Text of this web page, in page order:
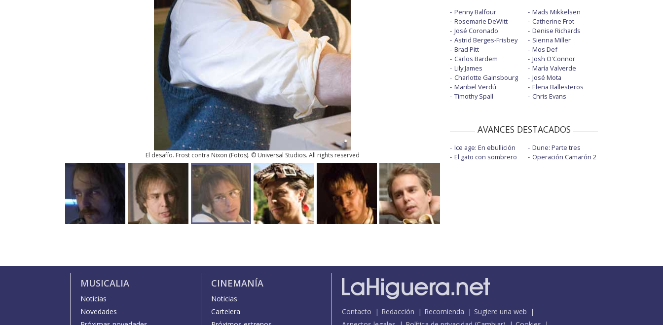
El desafío. Frost contra Nixon (Fotos). © Universal Studios. All rights reserved
Penny Balfour
Rosemarie DeWitt
José Coronado
Astrid Berges-Frisbey
Brad Pitt
Carlos Bardem
Lily James
Charlotte Gainsbourg
Maribel Verdú
Timothy Spall
Mads Mikkelsen
Catherine Frot
Denise Richards
Sienna Miller
Mos Def
Josh O'Connor
María Valverde
José Mota
Elena Ballesteros
Chris Evans
AVANCES DESTACADOS
Ice age: En ebullición
El gato con sombrero
Dune: Parte tres
Operación Camarón 2
MUSICALIA
Noticias
Novedades
CINEMANÍA
Noticias
Cartelera
Contacto Redacción Recomienda
Sugiere una web